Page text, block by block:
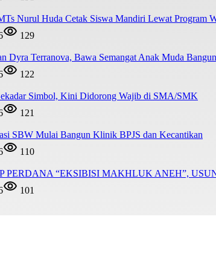
Nurul Huda Cetak Siswa Mandiri Lewat Program
129
Dyra Terranova, Bawa Semangat Anak Muda
122
Simbol, Kini Didorong Wajib di SMA/SMK
121
SBW Mulai Bangun Klinik BPJS dan Kecantikan
110
PERDANA “EKSIBISI MAKHLUK ANEH”,
101